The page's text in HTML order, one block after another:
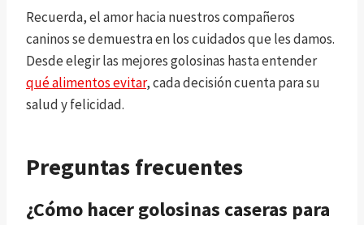
Recuerda, el amor hacia nuestros compañeros
caninos se demuestra en los cuidados que les damos.
Desde elegir las mejores golosinas hasta entender
qué alimentos evitar, cada decisión cuenta para su
salud y felicidad.
Preguntas frecuentes
¿Cómo hacer golosinas caseras para